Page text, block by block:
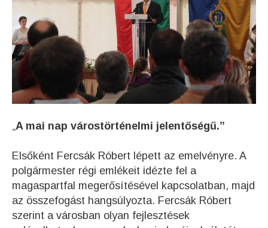
„A mai nap várostörténelmi jelentőségű.”
Elsőként Fercsák Róbert lépett az emelvényre. A
polgármester régi emlékeit idézte fel a
magaspartfal megerősítésével kapcsolatban, majd
az összefogást hangsúlyozta. Fercsák Róbert
szerint a városban olyan fejlesztések